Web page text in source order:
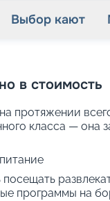
Выбор кают
в стоимость
протяжении
класса — она
программы на